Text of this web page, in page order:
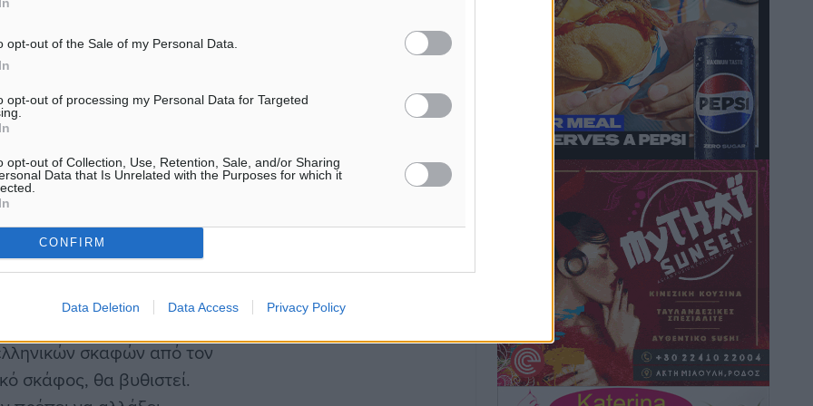
opt-out of the Sale of my Personal Data.
opt-out of processing my Personal Data for Targeted
opt-out of Collection, Use, Retention, Sale, and/or Sharing
Data that Is Unrelated with the Purposes for which it
CONFIRM
Data Deletion Data Access Privacy Policy
υδάτων από σκάφη
και τουρκικά
τις αρχές του
με τις 440 να
τον Αύγουστο
ετοιμάζει η Άγκυρα
αναλυτές και
σκαφών από τον
σκάφος, θα βυθιστεί.
• πριν 33 λεπτά
Οι κανόνες για τουριστική ανάπτυξη –
Κατηγοριοποιήσεις, ρυθμίσεις και όρια
Τοπικές Ειδήσεις πριν 33 λεπτά
Η Τουρκία «γκριζάρει» ξανά το Αιγαίο
και προκαλεί με αφορμή το Ειδικό
Χωροταξικό Πλαίσιο για τον Τουρισμό
Τοπικές Ειδήσεις• πριν 39 λεπτά
Νέα εποχή για το Νοσοκομείο Ρόδου:
Έργα υποδομής, ακτινοθεραπευτικό
κέντρο και νέα μέτρα για τη στελέχωση
Τοπικές Ειδήσεις πριν 2 ώρες
Στη Δημοτική Επιτροπή η Ροδιακή